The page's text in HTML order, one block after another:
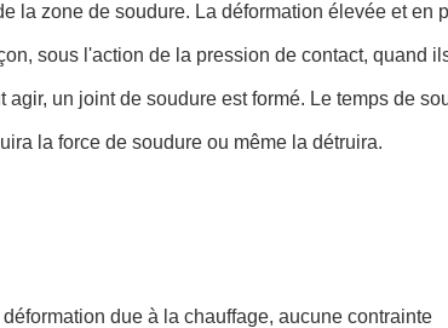
la zone de soudure. La déformation élevée et en
sous l'action de la pression de contact, quand
un joint de soudure est formé. Le temps de
la force de soudure ou même la détruira.
due à la chauffage, aucune contrainte